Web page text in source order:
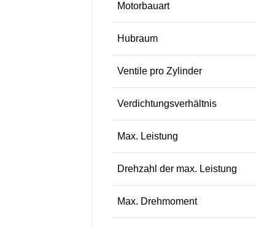
Motorbauart
Hubraum
Ventile pro Zylinder
Verdichtungsverhältnis
Max. Leistung
Drehzahl der max. Leistung
Max. Drehmoment